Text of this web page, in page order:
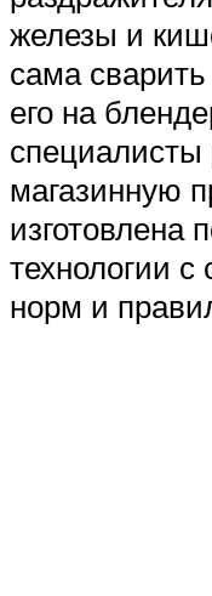
железы и
сама
его на
магазинную
изготовлена
технологии
норм и